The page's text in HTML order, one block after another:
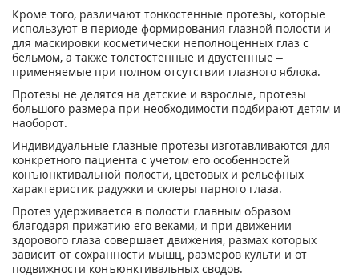
Кроме того, различают тонкостенные протезы, которые
используют в периоде формирования глазной полости и
для маскировки косметически неполноценных глаз с
бельмом, а также толстостенные и двустенные –
применяемые при полном отсутствии глазного яблока.
Протезы не делятся на детские и взрослые, протезы
большого размера при необходимости подбирают детям и
наоборот.
Индивидуальные глазные протезы изготавливаются для
конкретного пациента с учетом его особенностей
конъюнктивальной полости, цветовых и рельефных
характеристик радужки и склеры парного глаза.
Протез удерживается в полости главным образом
благодаря прижатию его веками, и при движении
здорового глаза совершает движения, размах которых
зависит от сохранности мышц, размеров культи и от
подвижности конъюнктивальных сводов.